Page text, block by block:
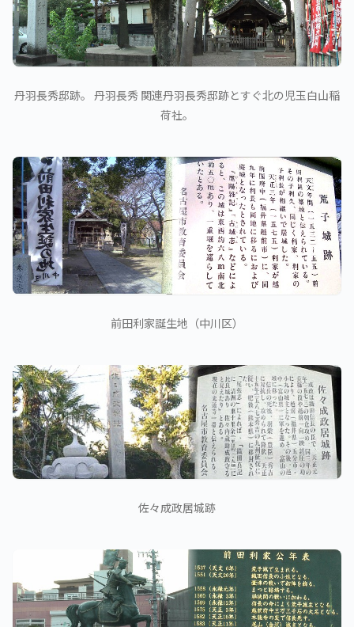
丹羽長秀邸跡。 丹羽長秀 関連丹羽長秀邸跡とすぐ北の児玉白山稲
荷社。
前田利家誕生地（中川区）
佐々成政居城跡